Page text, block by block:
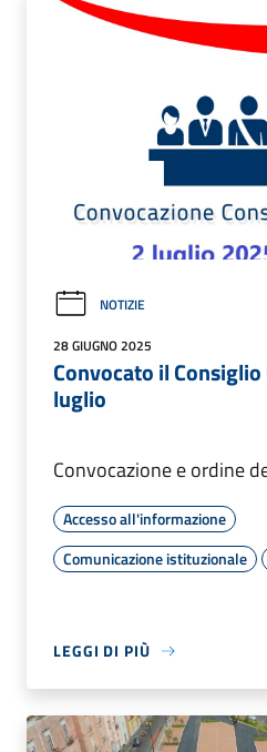
NOTIZIE
28 GIUGNO 2025
Convocato il
luglio
Convocazione e ordine
Accesso all'informazione
Comunicazione istituzionale
LEGGI DI PIÙ